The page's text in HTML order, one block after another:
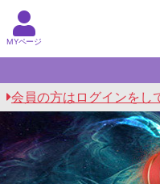
MYページ
会員の方はログインをし